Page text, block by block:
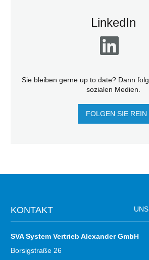
LinkedIn
Sie bleiben gerne up to date? Dann
sozialen Medien.
FOLGEN SIE REIN
KONTAKT
SVA System Vertrieb Alexander GmbH
Borsigstraße 26